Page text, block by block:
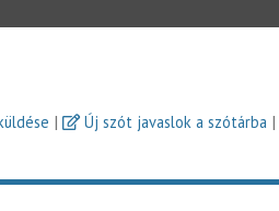
| Új szót javaslok a szótárba |